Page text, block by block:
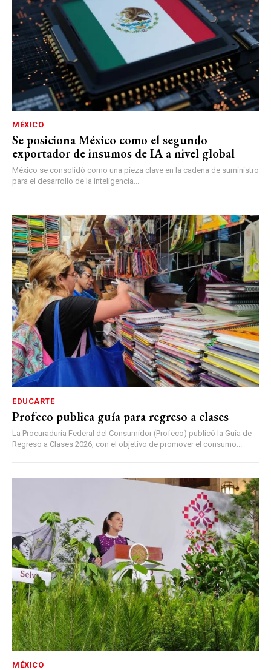
MÉXICO
Se posiciona México como el segundo
exportador de insumos de IA a nivel global
México se consolidó como una pieza clave en la cadena de suministro
para el desarrollo de la inteligencia...
EDUCARTE
Profeco publica guía para regreso a clases
La Procuraduría Federal del Consumidor (Profeco) publicó la Guía de
Regreso a Clases 2026, con el objetivo de promover el consumo...
MÉXICO